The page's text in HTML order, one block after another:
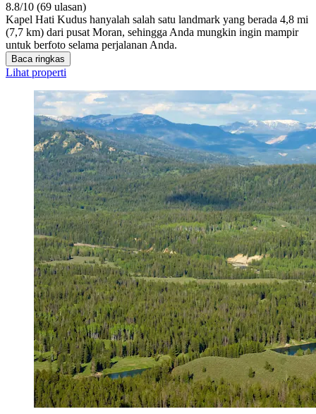
8.8/10 (69 ulasan)
Kapel Hati Kudus hanyalah salah satu landmark yang berada 4,8 mi
(7,7 km) dari pusat Moran, sehingga Anda mungkin ingin mampir
untuk berfoto selama perjalanan Anda.
Baca ringkas
Lihat properti